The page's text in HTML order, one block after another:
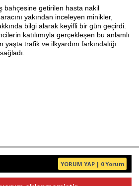
bahçesine getirilen hasta nakil
yakından inceleyen minikler,
bilgi alarak keyifli bir gün geçirdi.
katılımıyla gerçekleşen bu anlamlı
trafik ve ilkyardım farkındalığı
YORUM YAP | 0 Yorum